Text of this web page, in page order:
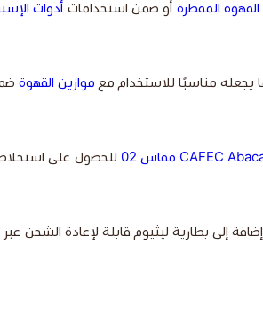
القهوة المقطرة أو ضمن استخدامات أدوات
موازين القهوة
للحصول على